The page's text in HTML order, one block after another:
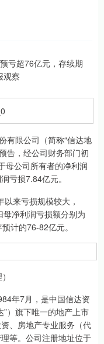
限公司（简称“信达地
告，经公司财务部门初
母公司所有者的净利润
亏损7.84亿元。
来亏损规模较大，
净利润亏损额分别为
计的76-82亿元。
年7月，是中国信达资
）旗下唯一的地产上市
、房地产专业服务（代
等。公司注册地址位于